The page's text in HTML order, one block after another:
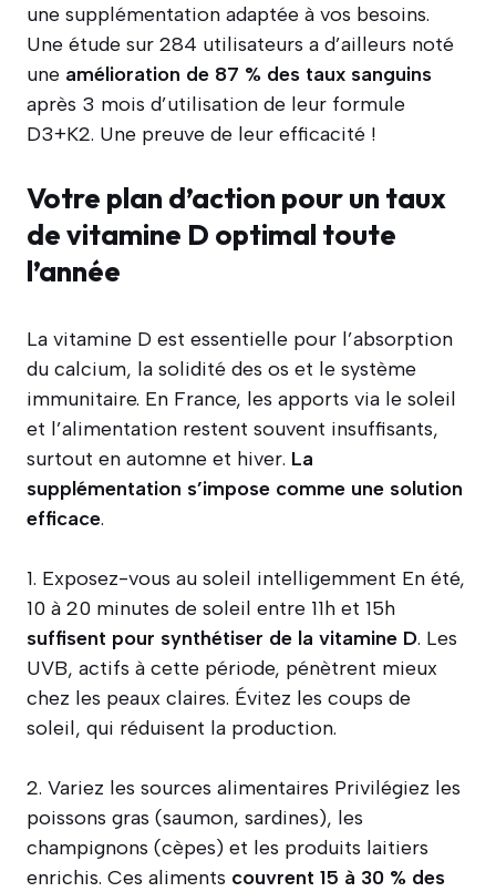
une supplémentation adaptée à vos besoins.
Une étude sur 284 utilisateurs a d’ailleurs noté
une amélioration de 87 % des taux sanguins
après 3 mois d’utilisation de leur formule
D3+K2. Une preuve de leur efficacité !
Votre plan d’action pour un taux
de vitamine D optimal toute
l’année
La vitamine D est essentielle pour l’absorption
du calcium, la solidité des os et le système
immunitaire. En France, les apports via le soleil
et l’alimentation restent souvent insuffisants,
surtout en automne et hiver. La
supplémentation s’impose comme une solution
efficace.
1. Exposez-vous au soleil intelligemment En été,
10 à 20 minutes de soleil entre 11h et 15h
suffisent pour synthétiser de la vitamine D. Les
UVB, actifs à cette période, pénètrent mieux
chez les peaux claires. Évitez les coups de
soleil, qui réduisent la production.
2. Variez les sources alimentaires Privilégiez les
poissons gras (saumon, sardines), les
champignons (cèpes) et les produits laitiers
enrichis. Ces aliments couvrent 15 à 30 % des